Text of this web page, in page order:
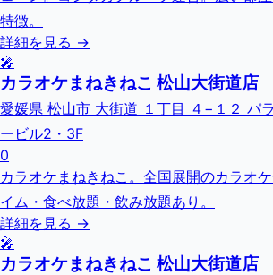
特徴。
詳細を見る →
🎤
カラオケまねきねこ 松山大街道店
愛媛県 松山市 大街道 １丁目 ４−１２ パ
ービル2・3F
0
カラオケまねきねこ。全国展開のカラオ
イム・食べ放題・飲み放題あり。
詳細を見る →
🎤
カラオケまねきねこ 松山大街道店